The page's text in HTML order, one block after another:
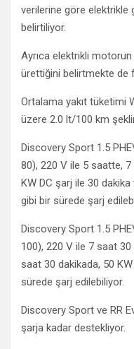
verilerine göre elektrikle
belirtiliyor.
Ayrıca elektrikli
ürettiğini belirtmekte de
Ortalama yakıt tüketimi
üzere 2.0 lt/100 km
Discovery Sport 1.5
80), 220 V ile 5 saatte,
KW DC şarj ile 30
gibi bir sürede şarj
Discovery Sport 1.5
100), 220 V ile 7 saat
saat 30 dakikada, 50
sürede şarj edilebiliyor.
Discovery Sport ve RR
şarja kadar destekliyor.